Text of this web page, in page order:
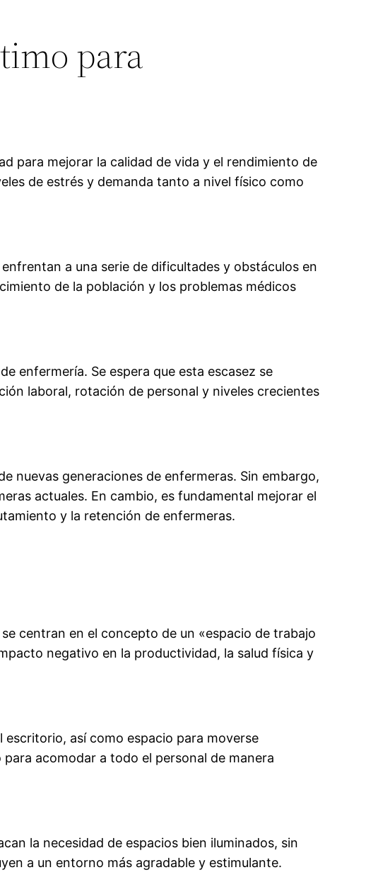
para
para mejorar la calidad de vida y el rendimiento de
de estrés y demanda tanto a nivel físico como
a una serie de dificultades y obstáculos en
de la población y los problemas médicos
enfermería. Se espera que esta escasez se
laboral, rotación de personal y niveles crecientes
nuevas generaciones de enfermeras. Sin embargo,
actuales. En cambio, es fundamental mejorar el
y la retención de enfermeras.
centran en el concepto de un «espacio de trabajo
negativo en la productividad, la salud física y
así como espacio para moverse
acomodar a todo el personal de manera
la necesidad de espacios bien iluminados, sin
a un entorno más agradable y estimulante.